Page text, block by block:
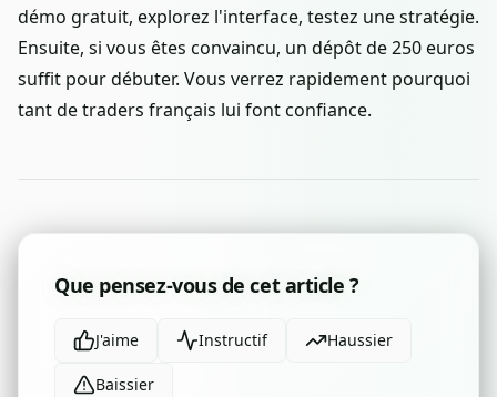
démo gratuit, explorez l'interface, testez une stratégie.
Ensuite, si vous êtes convaincu, un dépôt de 250 euros
suffit pour débuter. Vous verrez rapidement pourquoi
tant de traders français lui font confiance.
Que pensez-vous de cet article ?
J'aime Instructif Haussier
Baissier